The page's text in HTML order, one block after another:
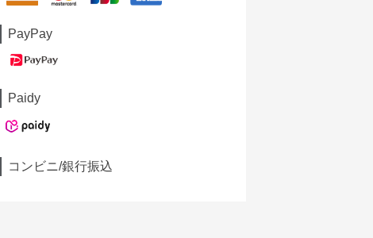
PayPay
Paidy
コンビニ/銀行振込